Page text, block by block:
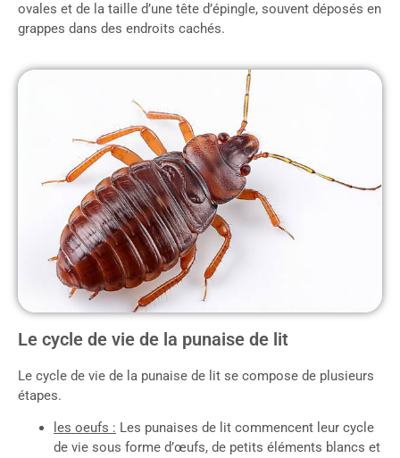
ovales et de la taille d’une tête d’épingle, souvent déposés en
grappes dans des endroits cachés.
Le cycle de vie de la punaise de lit
Le cycle de vie de la punaise de lit se compose de plusieurs
étapes.
les oeufs : Les punaises de lit commencent leur cycle
de vie sous forme d’œufs, de petits éléments blancs et